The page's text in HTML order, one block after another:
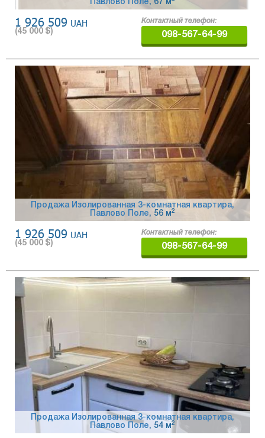
Павлово Поле, 67 м
1 926 509 UAH
(45 000 $)
Контактный телефон:
098-567-64-99
Продажа Изолированная 3-комнатная квартира,
Павлово Поле, 56 м 2
1 926 509 UAH
(45 000 $)
Контактный телефон:
098-567-64-99
Продажа Изолированная 3-комнатная квартира,
Павлово Поле, 54 м 2